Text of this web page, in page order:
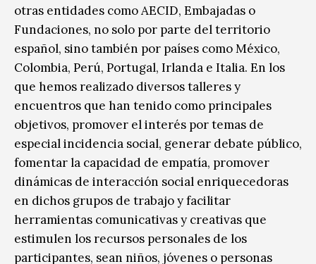
otras entidades como AECID, Embajadas o
Fundaciones, no solo por parte del territorio
español, sino también por países como México,
Colombia, Perú, Portugal, Irlanda e Italia. En los
que hemos realizado diversos talleres y
encuentros que han tenido como principales
objetivos, promover el interés por temas de
especial incidencia social, generar debate público,
fomentar la capacidad de empatía, promover
dinámicas de interacción social enriquecedoras
en dichos grupos de trabajo y facilitar
herramientas comunicativas y creativas que
estimulen los recursos personales de los
participantes, sean niños, jóvenes o personas